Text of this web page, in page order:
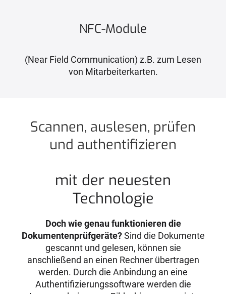
NFC-Module
(Near Field Communication) z.B. zum Lesen
von Mitarbeiterkarten.
Scannen, auslesen, prüfen
und authentifizieren
mit der neuesten
Technologie
Doch wie genau funktionieren die
Dokumentenprüfgeräte?Sind die Dokumente
gescannt und gelesen, können sie
anschließend an einen Rechner übertragen
werden. Durch die Anbindung an eine
Authentifizierungssoftware werden die